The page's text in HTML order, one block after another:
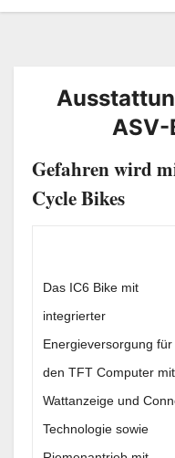
ASV-
Gefahren wird
Cycle Bikes
Das IC6 Bike mit
integrierter
Energieversorgung für
den TFT Computer mit
Wattanzeige und
Technologie sowie